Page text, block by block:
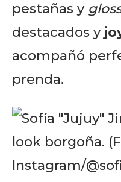
pestañas y
destacados y
acompañó
prenda.